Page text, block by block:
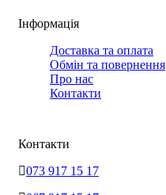
Інформація
Доставка та оплата
Обмін та повернення
Про нас
Контакти
Контакти
073 917 15 17